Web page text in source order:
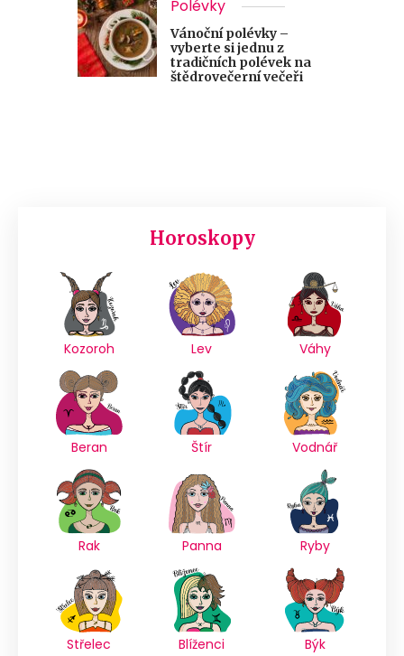
Polévky
Vánoční polévky –
vyberte si jednu z
tradičních polévek na
štědrovečerní večeři
Horoskopy
Kozoroh Lev Váhy
Beran Štír Vodnář
Rak Panna Ryby
Střelec Blíženci Býk